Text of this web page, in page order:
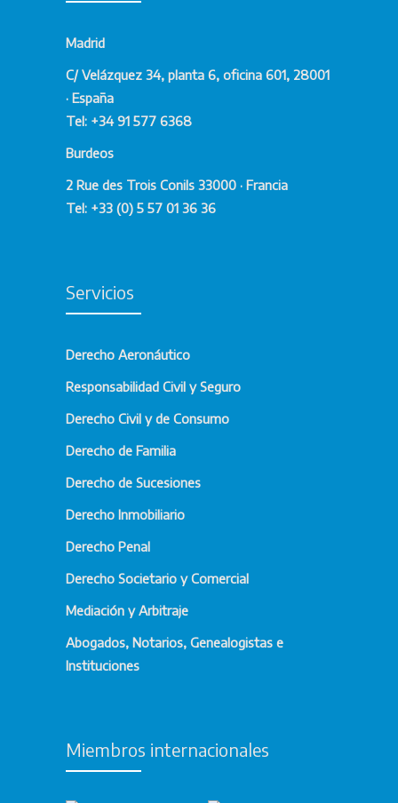
Madrid
C/ Velázquez 34, planta 6, oficina 601, 28001
· España
Tel: +34 91 577 6368
Burdeos
2 Rue des Trois Conils 33000 · Francia
Tel: +33 (0) 5 57 01 36 36
Servicios
Derecho Aeronáutico
Responsabilidad Civil y Seguro
Derecho Civil y de Consumo
Derecho de Familia
Derecho de Sucesiones
Derecho Inmobiliario
Derecho Penal
Derecho Societario y Comercial
Mediación y Arbitraje
Abogados, Notarios, Genealogistas e
Instituciones
Miembros internacionales